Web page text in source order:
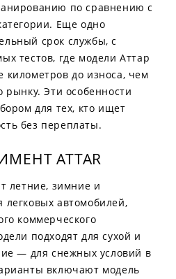
по сравнению с
Еще одно
срок службы, с
тестов, где модели Аттар
до износа, чем
рынку. Эти особенности
для тех, кто ищет
без переплаты.
ATTAR
летние, зимние и
автомобилей,
коммерческого
подходят для сухой и
— для снежных условий в
включают модель